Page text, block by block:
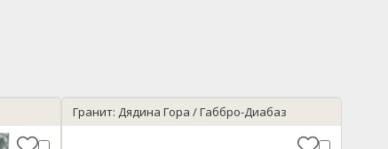
Гранит: Дядина Гора / Габбро-Диабаз